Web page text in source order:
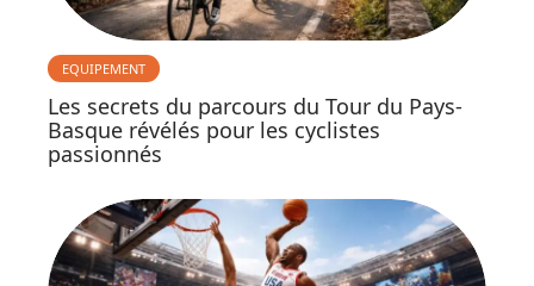
EQUIPEMENT
Les secrets du parcours du Tour du Pays-
Basque révélés pour les cyclistes
passionnés